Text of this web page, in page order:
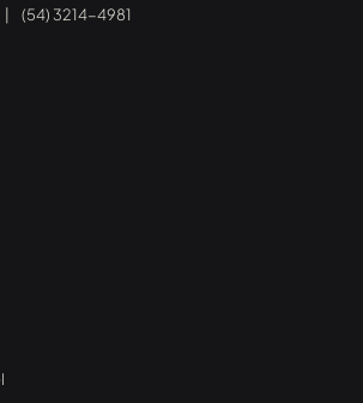
(54) 3214-4981